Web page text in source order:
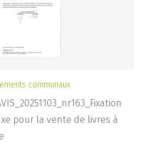
communaux
pour la vente de livres à